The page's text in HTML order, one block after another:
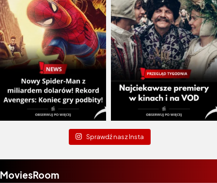
Sprawdź nasz Insta
MoviesRoom